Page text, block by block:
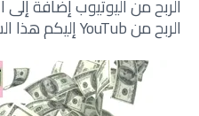
الربح من اليوتيوب إضافة
الربح من YouTub إليكم هذا الشرح.